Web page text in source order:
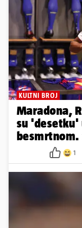
KULTNI BROJ
Maradona,
su 'desetku'
besmrtnom.
1